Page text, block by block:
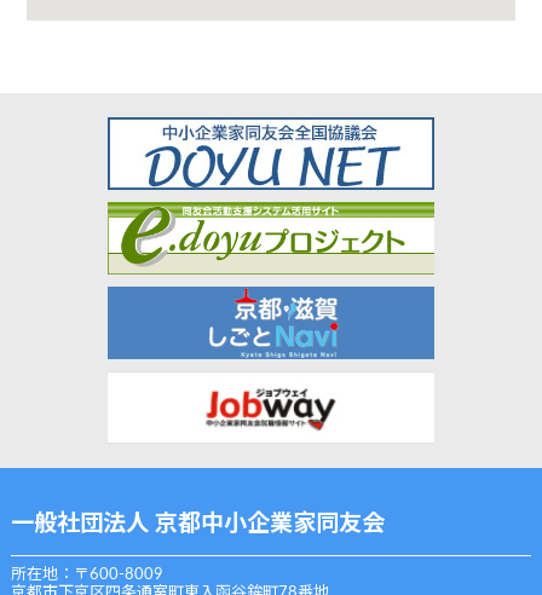
一般社団法人 京都中小企業家同友会
所在地：〒600-8009